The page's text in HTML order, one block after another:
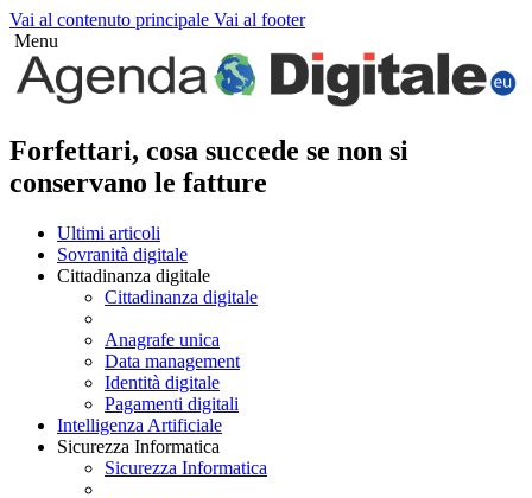
Vai al contenuto principale Vai al footer
Menu
Forfettari, cosa succede se non si
conservano le fatture
Ultimi articoli
Sovranità digitale
Cittadinanza digitale
Cittadinanza digitale
Anagrafe unica
Data management
Identità digitale
Pagamenti digitali
Intelligenza Artificiale
Sicurezza Informatica
Sicurezza Informatica